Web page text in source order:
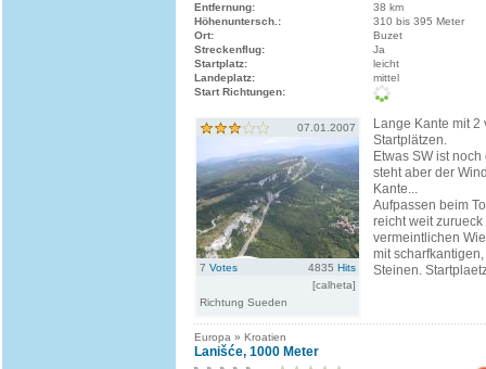
Entfernung:
38 km
Höhenuntersch.:
310 bis 395 Meter
Ort:
Buzet
Streckenflug:
Ja
Startplatz:
leicht
Landeplatz:
mittel
Start Richtungen:
07.01.2007
7 Votes 4835 Hits
[calheta]
Richtung Sueden
Lange Kante mit
Startplätzen.
Etwas SW ist
steht aber der
Kante...
Aufpassen beim
reicht weit
vermeintlichen
mit
Steinen.
Europa » Kroatien
Lanišće, 1000 Meter